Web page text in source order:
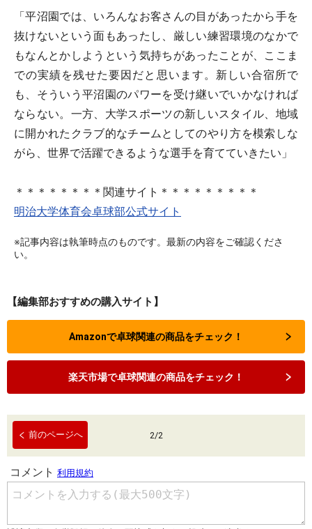
「平沼園では、いろんなお客さんの目があったから手を
抜けないという面もあったし、厳しい練習環境のなかで
もなんとかしようという気持ちがあったことが、ここま
での実績を残せた要因だと思います。新しい合宿所で
も、そういう平沼園のパワーを受け継いでいかなければ
ならない。一方、大学スポーツの新しいスタイル、地域
に開かれたクラブ的なチームとしてのやり方を模索しな
がら、世界で活躍できるような選手を育てていきたい」
＊＊＊＊＊＊＊＊関連サイト＊＊＊＊＊＊＊＊＊
明治大学体育会卓球部公式サイト
※記事内容は執筆時点のものです。最新の内容をご確認くださ
い。
【編集部おすすめの購入サイト】
Amazonで卓球関連の商品をチェック！
楽天市場で卓球関連の商品をチェック！
前のページへ 2/2